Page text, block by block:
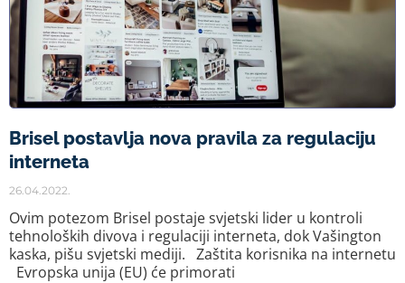
Brisel postavlja nova pravila za regulaciju
interneta
26.04.2022.
Ovim potezom Brisel postaje svjetski lider u kontroli
tehnoloških divova i regulaciji interneta, dok Vašington
kaska, pišu svjetski mediji. Zaštita korisnika na internetu
Evropska unija (EU) će primorati